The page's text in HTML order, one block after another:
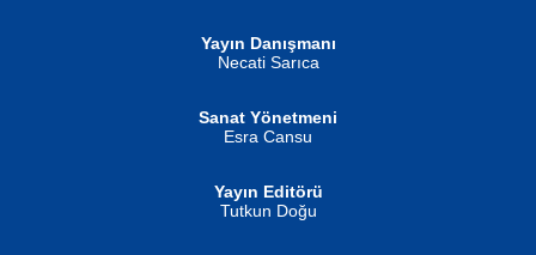
Yayın Danışmanı
Necati Sarıca
Sanat Yönetmeni
Esra Cansu
Yayın Editörü
Tutkun Doğu